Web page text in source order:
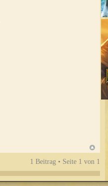
1 Beitrag • Seite 1 von 1